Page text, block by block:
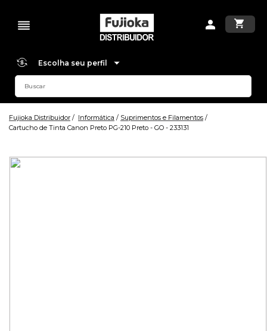
Escolha seu perfil
Fujioka Distribuidor Informática
Suprimentos e Filamentos
Cartucho de Tinta Canon Preto PG-210 Preto - GO - 233131